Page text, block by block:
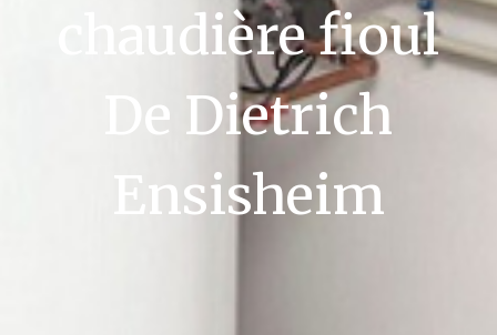
chaudière fioul
De Dietrich
Ensisheim